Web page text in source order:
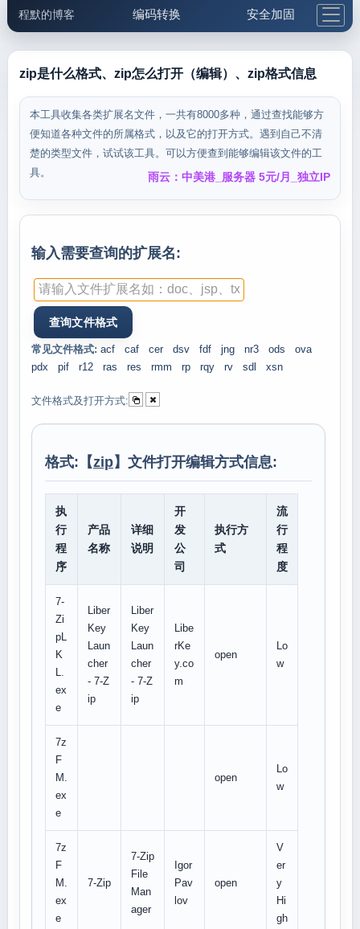
程默的博客 编码转换 安全加固
邮件工具 生活便民 更多工具
5.1支付宝大红包
zip是什么格式、zip怎么打开（编辑）、zip格式信息
本工具收集各类扩展名文件，一共有8000多种，通过查找能够方
便知道各种文件的所属格式，以及它的打开方式。遇到自己不清
楚的类型文件，试试该工具。可以方便查到能够编辑该文件的工
具。
雨云：中美港_服务器 5元/月_独立IP
输入需要查询的扩展名:
常见文件格式: acf caf cer dsv fdf jng nr3 ods
ova
pdx
pif r12 ras res rmm rp rqy rv sdl xsn
文件格式及打开方式:
格式:【zip】文件打开编辑方式信息:
执
行
程
序
产品
名称
详细
说明
开
发
公
司
执行方
式
流
行
程
度
7-
Zi
pL
K
L.
ex
e
Liber
Key
Laun
cher
- 7-Z
ip
Liber
Key
Laun
cher
- 7-Z
ip
Libe
rKe
y.co
m
open
Lo
w
7z
F
M.
ex
e
open
Lo
w
7z
F
M.
ex
e
7-Zip
7-Zip
File
Man
ager
Igor
Pav
lov
open
V
er
y
Hi
gh